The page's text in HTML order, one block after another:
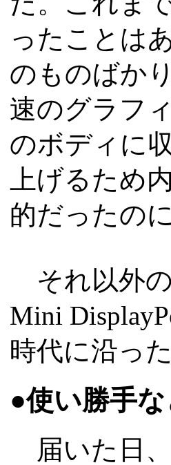
ったことは
のものばか
速のグラフ
のボディに
上げるため
的だったの
それ以外
Mini
時代に沿っ
●使い勝手
届いた日